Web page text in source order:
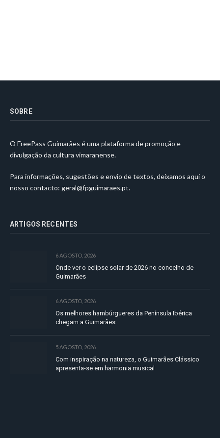
SOBRE
O FreePass Guimarães é uma plataforma de promoção e
divulgação da cultura vimaranense.
Para informações, sugestões e envio de textos, deixamos aqui o
nosso contacto: geral@fpguimaraes.pt.
ARTIGOS RECENTES
6 AGOSTO, 2026
Onde ver o eclipse solar de 2026 no concelho de
Guimarães
6 AGOSTO, 2026
Os melhores hambúrgueres da Península Ibérica
chegam a Guimarães
5 AGOSTO, 2026
Com inspiração na natureza, o Guimarães Clássico
apresenta-se em harmonia musical